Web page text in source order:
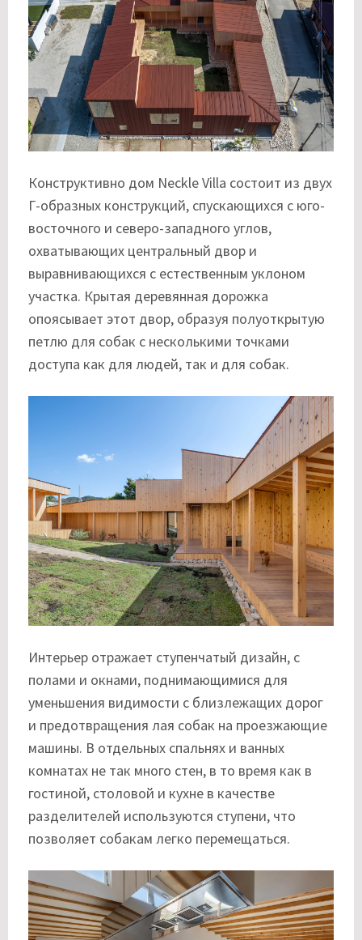
Конструктивно дом Neckle Villa состоит из двух
Г-образных конструкций, спускающихся с юго-
восточного и северо-западного углов,
охватывающих центральный двор и
выравнивающихся с естественным уклоном
участка. Крытая деревянная дорожка
опоясывает этот двор, образуя полуоткрытую
петлю для собак с несколькими точками
доступа как для людей, так и для собак.
Интерьер отражает ступенчатый дизайн, с
полами и окнами, поднимающимися для
уменьшения видимости с близлежащих дорог
и предотвращения лая собак на проезжающие
машины. В отдельных спальнях и ванных
комнатах не так много стен, в то время как в
гостиной, столовой и кухне в качестве
разделителей используются ступени, что
позволяет собакам легко перемещаться.